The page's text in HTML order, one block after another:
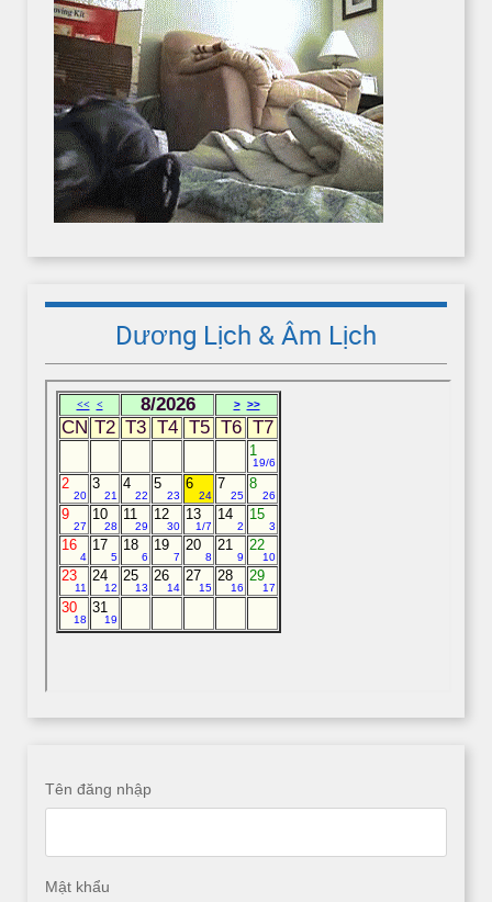
Dương Lịch & Âm Lịch
Tên đăng nhập
Mật khẩu